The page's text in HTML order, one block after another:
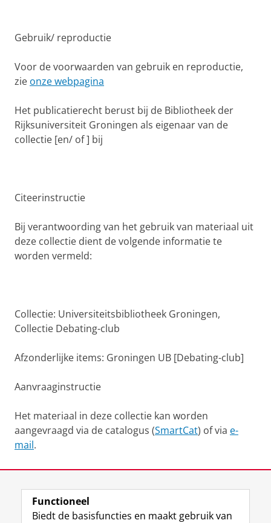
Gebruik/ reproductie
Voor de voorwaarden van gebruik en reproductie,
zie onze webpagina
Het publicatierecht berust bij de Bibliotheek der
Rijksuniversiteit Groningen als eigenaar van de
collectie [en/ of ] bij
Citeerinstructie
Bij verantwoording van het gebruik van materiaal uit
deze collectie dient de volgende informatie te
worden vermeld:
Collectie: Universiteitsbibliotheek Groningen,
Collectie Debating-club
Afzonderlijke items: Groningen UB [Debating-club]
Aanvraaginstructie
Het materiaal in deze collectie kan worden
aangevraagd via de catalogus (SmartCat) of via e-
mail.
View this page in:English
Functioneel
Biedt de basisfuncties en maakt gebruik van